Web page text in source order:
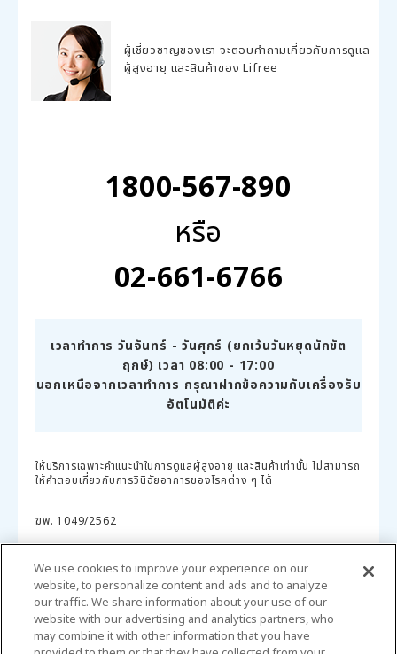
ผู้เชี่ยวชาญของเรา จะตอบคำถามเกี่ยวกับการดูแล
ผู้สูงอายุ และสินค้าของ Lifree
1800-567-890
หรือ
02-661-6766
เวลาทำการ วันจันทร์ - วันศุกร์ (ยกเว้นวันหยุดนักขัต
ฤกษ์) เวลา 08:00 - 17:00
นอกเหนือจากเวลาทำการ กรุณาฝากข้อความกับเครื่องรับ
อัตโนมัติค่ะ
ให้บริการเฉพาะคำแนะนำในการดูแลผู้สูงอายุ และสินค้าเท่านั้น ไม่สามารถ
ให้คำตอบเกี่ยวกับการวินิฉัยอาการของโรคต่าง ๆ ได้
ฆพ. 1049/2562
We use cookies to improve your experience on our
website, to personalize content and ads and to analyze
our traffic. We share information about your use of our
website with our advertising and analytics partners, who
may combine it with other information that you have